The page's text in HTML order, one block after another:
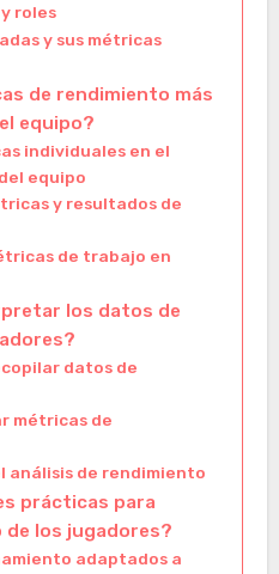
roles
y sus métricas
de rendimiento más
equipo?
individuales en el
equipo
y resultados de
de trabajo en
los datos de
datos de
métricas de
análisis de rendimiento
prácticas para
los jugadores?
adaptados a